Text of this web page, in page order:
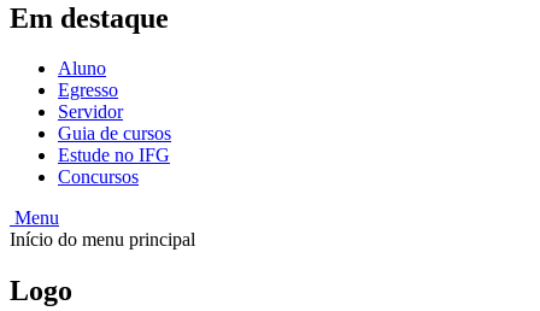
Em destaque
Aluno
Egresso
Servidor
Guia de cursos
Estude no IFG
Concursos
Menu
Início do menu principal
Logo